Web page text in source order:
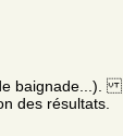
de baignade...).
des résultats.